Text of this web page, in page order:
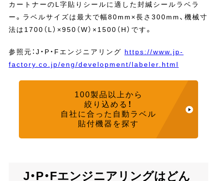
カートナーのL字貼りシールに適した封緘シールラベラ
ー。ラベルサイズは最大で幅80mm×長さ300mm、機械寸
法は1700（L）×950（W）×1500（H）です。
参照元：J・P・Fエンジニアリング https://www.jp-
factory.co.jp/eng/development/labeler.html
100製品以上から
絞り込める！
自社に合った自動ラベル
貼付機器を探す
J・P・Fエンジニアリングはどん